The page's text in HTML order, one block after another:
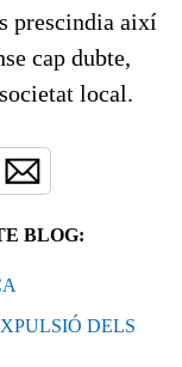
prescindia així
cap dubte,
local.
BLOG:
DELS